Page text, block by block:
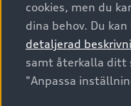
Audi Sport
Audi exclusive
Provkörning
Försäkring
Digitala manualer för
Audi Collection –
Vanliga frågor
Audi Återförsäljare/-
myAudi
Pressmeddelanden
© 2026 AUDI
Utgivare Juridiskt
Juridiskt Audi Digital
cookies, men du
dina behov. Du kan
detaljerad
samt återkalla ditt
"Anpassa